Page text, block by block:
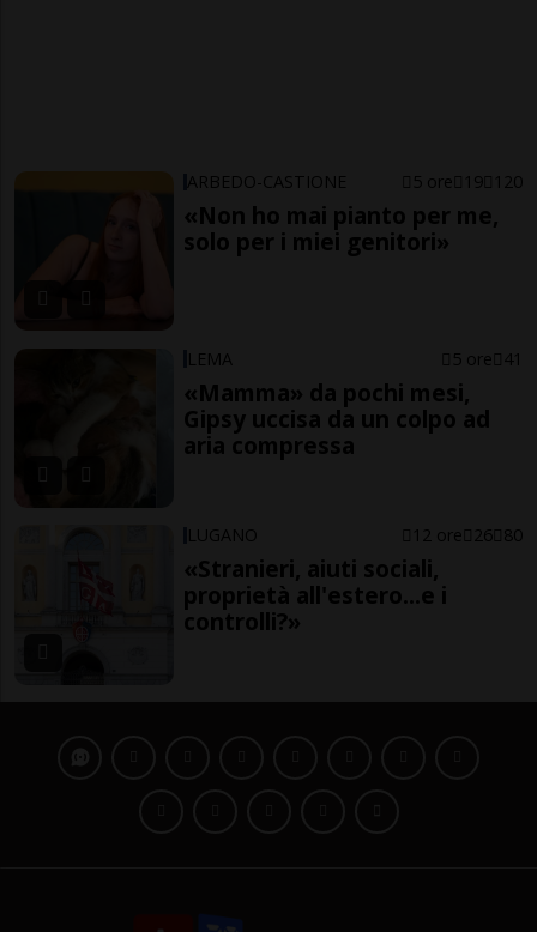
ARBEDO-CASTIONE 5 ore 19 120
«Non ho mai pianto per me,
solo per i miei genitori»
LEMA 5 ore 41
«Mamma» da pochi mesi,
Gipsy uccisa da un colpo ad
aria compressa
LUGANO 12 ore 26 80
«Stranieri, aiuti sociali,
proprietà all'estero...e i
controlli?»